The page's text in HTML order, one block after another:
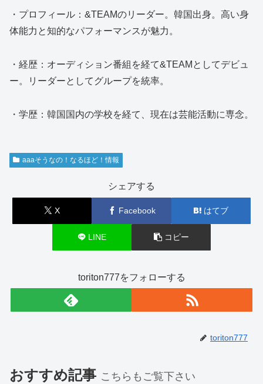
・プロフィール：&TEAMのリーダー。韓国出身。高い身
体能力と知的なパフォーマンスが魅力。
・経歴：オーディション番組を経て&TEAMとしてデビュ
ー。リーダーとしてグループを統率。
・学歴：韓国国内の学校を経て、現在は芸能活動に専念。
aaaそうなの！なるほど！情報
シェアする
X Facebook はてブ
LINE コピー
toriton777をフォローする
toriton777
おすすめ記事 こちらもご覧下さい